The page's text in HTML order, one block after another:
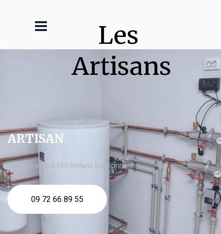
Les
Artisans
ARTISAN
chaudière fioul Elm leblanc Eaubonne
09 72 66 89 55